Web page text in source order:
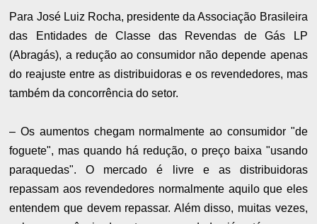
Para José Luiz Rocha, presidente da Associação Brasileira
das Entidades de Classe das Revendas de Gás LP
(Abragás), a redução ao consumidor não depende apenas
do reajuste entre as distribuidoras e os revendedores, mas
também da concorrência do setor.
– Os aumentos chegam normalmente ao consumidor "de
foguete", mas quando há redução, o preço baixa "usando
paraquedas". O mercado é livre e as distribuidoras
repassam aos revendedores normalmente aquilo que eles
entendem que devem repassar. Além disso, muitas vezes,